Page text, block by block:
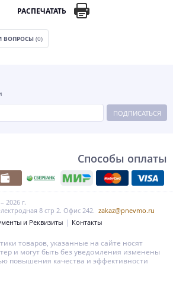
РАСПЕЧАТАТЬ
ВОПРОСЫ (0)
ПОДПИСАТЬСЯ
Способы оплаты
г.
8 стр 2. Офис 242. zakaz@pnevmo.ru
и Реквизиты Контакты
товаров, указанные на сайте носят
и могут быть без уведомления изменены
повышения качества и эффективности